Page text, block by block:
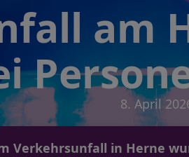
am
8. April
Verkehrsunfall in Herne